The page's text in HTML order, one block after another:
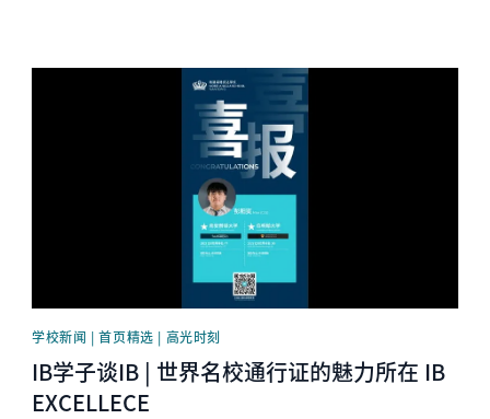
学校新闻 | 首页精选 | 高光时刻
IB学子谈IB | 世界名校通行证的魅力所在 IB
EXCELLECE